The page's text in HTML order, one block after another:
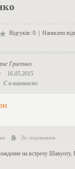
Відгуків: 0| Написати
Грисенко
16.05.2015
Є в наявності
До порівняння
на встречу Шавуоту,